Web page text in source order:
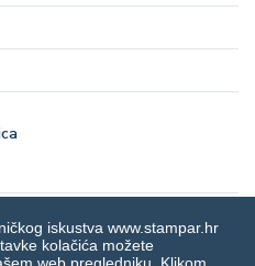
iskustva www.stampar.hr
kolačića možete